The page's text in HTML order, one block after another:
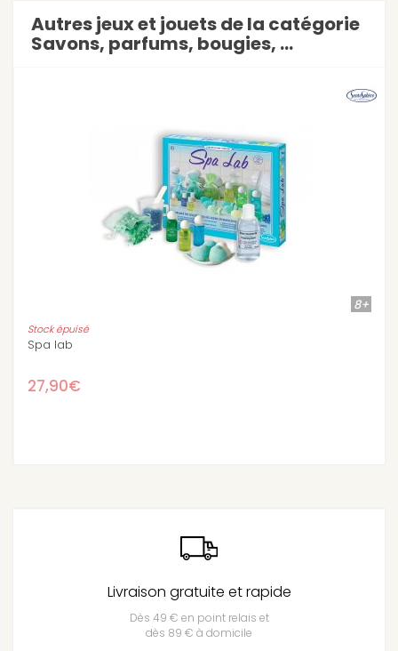
Autres jeux et jouets de la catégorie
Savons, parfums, bougies, ...
Livraison gratuite et rapide
Dès 49 € en point relais et
dès 89 € à domicile